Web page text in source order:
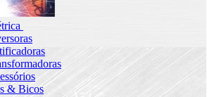
& Bicos